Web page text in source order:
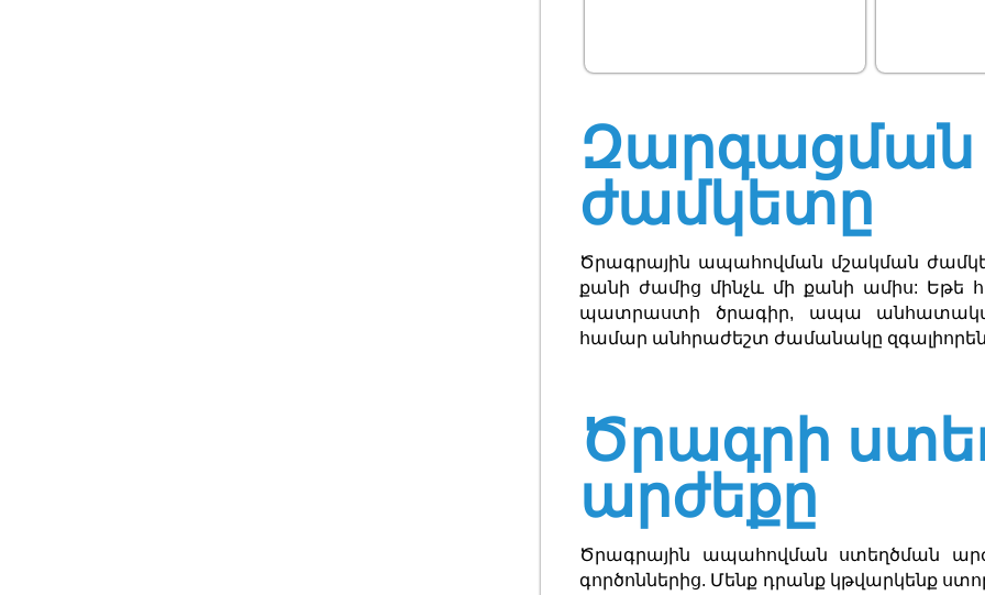
Զարգացման
ժամկետը
Ծրագրային ապահովման մշակման
քանի ժամից մինչև մի քանի ամիս: Եթե
պատրաստի ծրագիր, ապա անհատական
համար անհրաժեշտ ժամանակը զգալիորեն
Ծրագրի
արժեքը
Ծրագրային ապահովման ստեղծման
գործոններից. Մենք դրանք կթվարկենք